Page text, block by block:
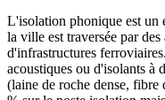
L'isolation phonique est un
la ville est traversée par
d'infrastructures
acoustiques ou d'isolants à
(laine de roche dense, fibre